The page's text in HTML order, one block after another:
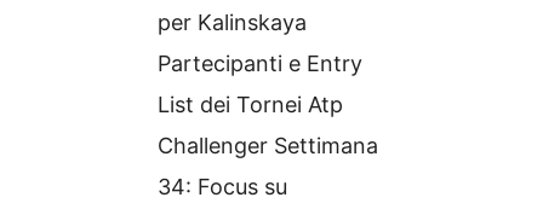
per Kalinskaya
Partecipanti e Entry
List dei Tornei Atp
Challenger Settimana
34: Focus su